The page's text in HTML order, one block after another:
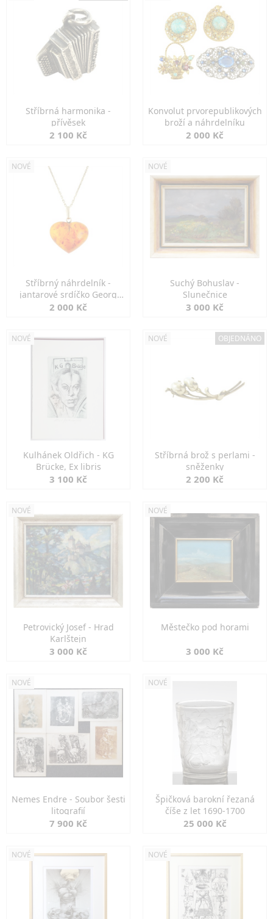
Stříbrná harmonika -
přívěsek
2 100 Kč
Konvolut prvorepublikových
broží a náhrdelníku
2 000 Kč
NOVÉ
Stříbrný náhrdelník -
jantarové srdíčko Georg
Kramer
2 000 Kč
NOVÉ
Suchý Bohuslav -
Slunečnice
3 000 Kč
NOVÉ
Kulhánek Oldřich - KG
Brücke, Ex libris
3 100 Kč
NOVÉ OBJEDNÁNO
Stříbrná brož s perlami -
sněženky
2 200 Kč
NOVÉ
Petrovický Josef - Hrad
Karlštejn
3 000 Kč
NOVÉ
Městečko pod horami
3 000 Kč
NOVÉ
Nemes Endre - Soubor šesti
litografií
7 900 Kč
NOVÉ
Špičková barokní řezaná
číše z let 1690-1700
25 000 Kč
NOVÉ NOVÉ